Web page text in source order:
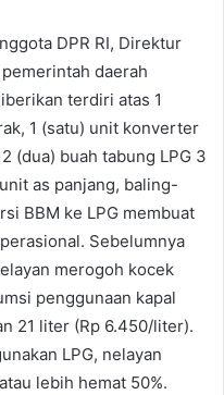
DPR RI, Direktur
daerah
terdiri atas 1
1 (satu) unit konverter
(dua) buah tabung LPG 3
as panjang, baling-
BBM ke LPG membuat
Sebelumnya
merogoh kocek
penggunaan kapal
21 liter (Rp 6.450/liter).
LPG, nelayan
lebih hemat 50%.